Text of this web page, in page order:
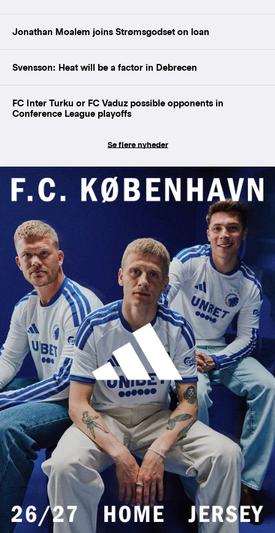
Jonathan Moalem joins Strømsgodset on loan
Svensson: Heat will be a factor in Debrecen
FC Inter Turku or FC Vaduz possible opponents in
Conference League playoffs
Se flere nyheder